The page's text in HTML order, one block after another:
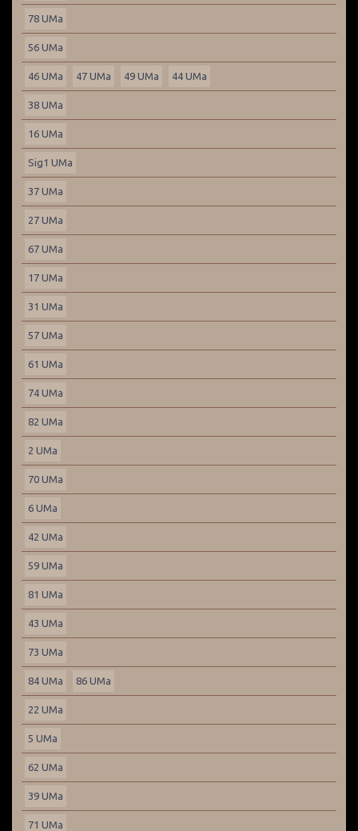
78 UMa
56 UMa
46 UMa 47 UMa 49 UMa 44 UMa
38 UMa
16 UMa
Sig1 UMa
37 UMa
27 UMa
67 UMa
17 UMa
31 UMa
57 UMa
61 UMa
74 UMa
82 UMa
2 UMa
70 UMa
6 UMa
42 UMa
59 UMa
81 UMa
43 UMa
73 UMa
84 UMa 86 UMa
22 UMa
5 UMa
62 UMa
39 UMa
71 UMa